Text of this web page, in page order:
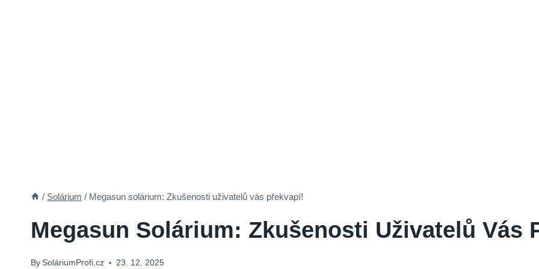
/ Solárium / Megasun solárium: Zkušenosti uživatelů vás překvapí!
Megasun Solárium: Zkušenosti Uživatelů Vás
By SoláriumProfi.cz 23. 12. 2025